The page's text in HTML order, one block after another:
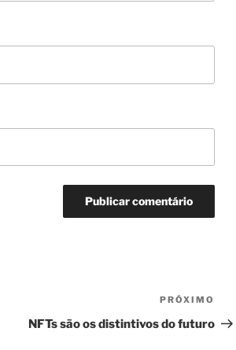
post
PRÓXIMO
NFTs são os distintivos do futuro